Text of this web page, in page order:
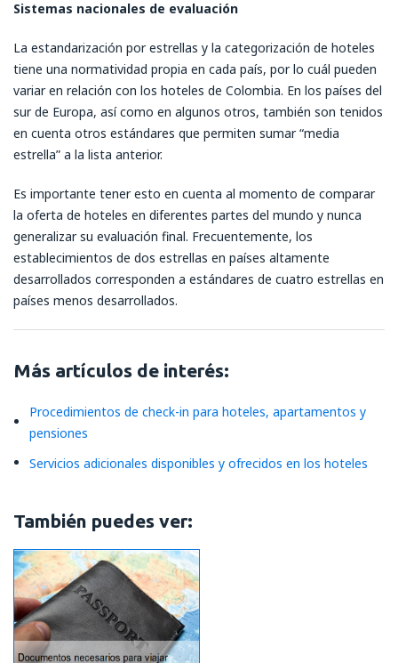
Sistemas nacionales de evaluación
La estandarización por estrellas y la categorización de hoteles
tiene una normatividad propia en cada país, por lo cuál pueden
variar en relación con los hoteles de Colombia. En los países del
sur de Europa, así como en algunos otros, también son tenidos
en cuenta otros estándares que permiten sumar “media
estrella” a la lista anterior.
Es importante tener esto en cuenta al momento de comparar
la oferta de hoteles en diferentes partes del mundo y nunca
generalizar su evaluación final. Frecuentemente, los
establecimientos de dos estrellas en países altamente
desarrollados corresponden a estándares de cuatro estrellas en
países menos desarrollados.
Más artículos de interés:
Procedimientos de check-in para hoteles, apartamentos y
pensiones
Servicios adicionales disponibles y ofrecidos en los hoteles
También puedes ver: